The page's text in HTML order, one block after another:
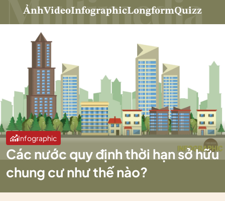
ẢnhVideoInfographicLongformQuizz
Infographic
Các nước quy định thời hạn sở hữu
chung cư như thế nào?